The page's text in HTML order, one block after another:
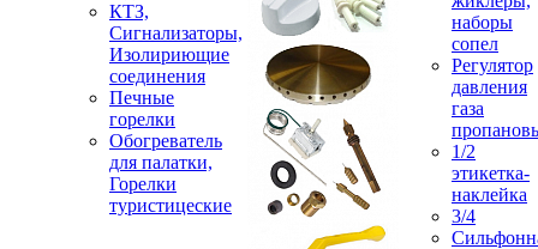
КТЗ,
Сигнализаторы,
Изолириющие
соединения
Печные
горелки
Обогреватель
для палатки,
Горелки
туристицеские
наборы
сопел
Регулятор
давления
газа
1/2
этикетка-
наклейка
3/4